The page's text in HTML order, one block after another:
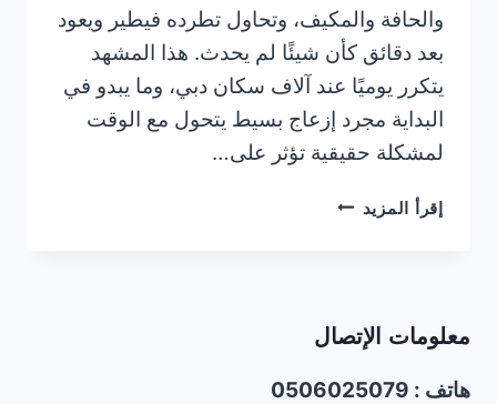
والحافة والمكيف، وتحاول تطرده فيطير ويعود
بعد دقائق كأن شيئًا لم يحدث. هذا المشهد
يتكرر يوميًا عند آلاف سكان دبي، وما يبدو في
البداية مجرد إزعاج بسيط يتحول مع الوقت
لمشكلة حقيقية تؤثر على…
إقرأ المزيد شركة
|
طارد
معلومات الإتصال
هاتف : 0506025079